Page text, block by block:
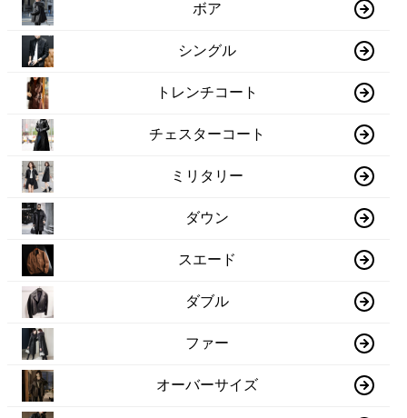
ボア
シングル
トレンチコート
チェスターコート
ミリタリー
ダウン
スエード
ダブル
ファー
オーバーサイズ